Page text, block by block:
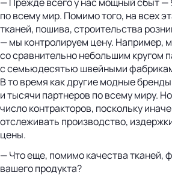
по всему мир. Помимо того, на всех
тканей, пошива, строительства
— мы контролируем цену. Например,
со сравнительно небольшим кругом
с семьюдесятью швейными
В то время как другие модные
и тысячи партнеров по всему миру.
число контракторов, поскольку
отслеживать производство,
цены.
— Что еще, помимо качества тканей,
вашего продукта?